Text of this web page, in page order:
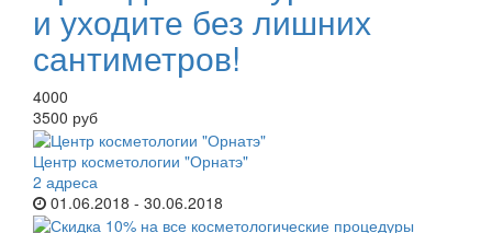
и уходите без лишних
сантиметров!
4000
3500 руб
Центр косметологии "Орнатэ"
2 адреса
01.06.2018 - 30.06.2018